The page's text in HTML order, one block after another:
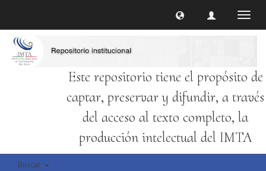
Este repositorio tiene el propósito de
captar, preservar y difundir, a través
del acceso al texto completo, la
producción intelectual del IMTA
Buscar